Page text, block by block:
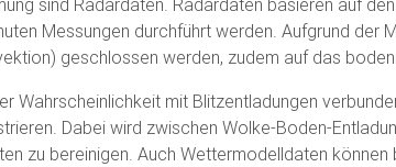
sind Radardaten. Radardaten basieren auf
Messungen durchführt werden. Aufgrund der
geschlossen werden, zudem auf das
Wahrscheinlichkeit mit Blitzentladungen
Dabei wird zwischen Wolke-Boden-
zu bereinigen. Auch Wettermodelldaten